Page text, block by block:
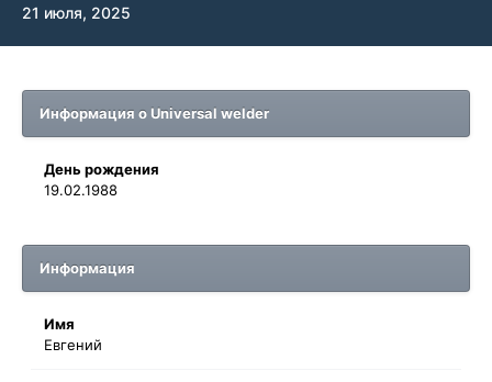
21 июля, 2025
Информация о Universal welder
День рождения
19.02.1988
Информация
Имя
Евгений